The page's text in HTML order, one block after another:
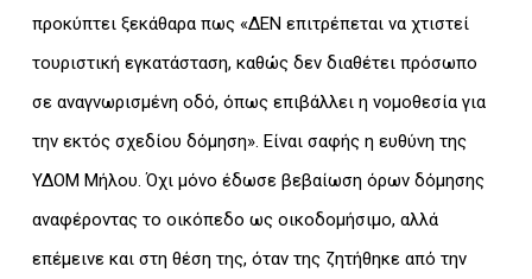
προκύπτει ξεκάθαρα πως «ΔΕΝ επιτρέπεται να χτιστεί
τουριστική εγκατάσταση, καθώς δεν διαθέτει πρόσωπο
σε αναγνωρισμένη οδό, όπως επιβάλλει η νομοθεσία για
την εκτός σχεδίου δόμηση». Είναι σαφής η ευθύνη της
ΥΔΟΜ Μήλου. Όχι μόνο έδωσε βεβαίωση όρων δόμησης
αναφέροντας το οικόπεδο ως οικοδομήσιμο, αλλά
επέμεινε και στη θέση της, όταν της ζητήθηκε από την